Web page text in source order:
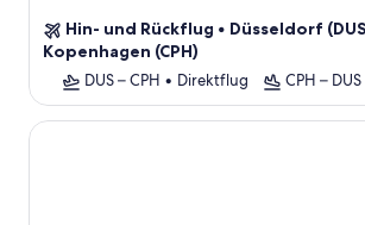
Hin- und Rückflug • Düsseldorf
Kopenhagen (CPH)
DUS – CPH • Direktflug CPH – DUS
8 Person Holiday Home in